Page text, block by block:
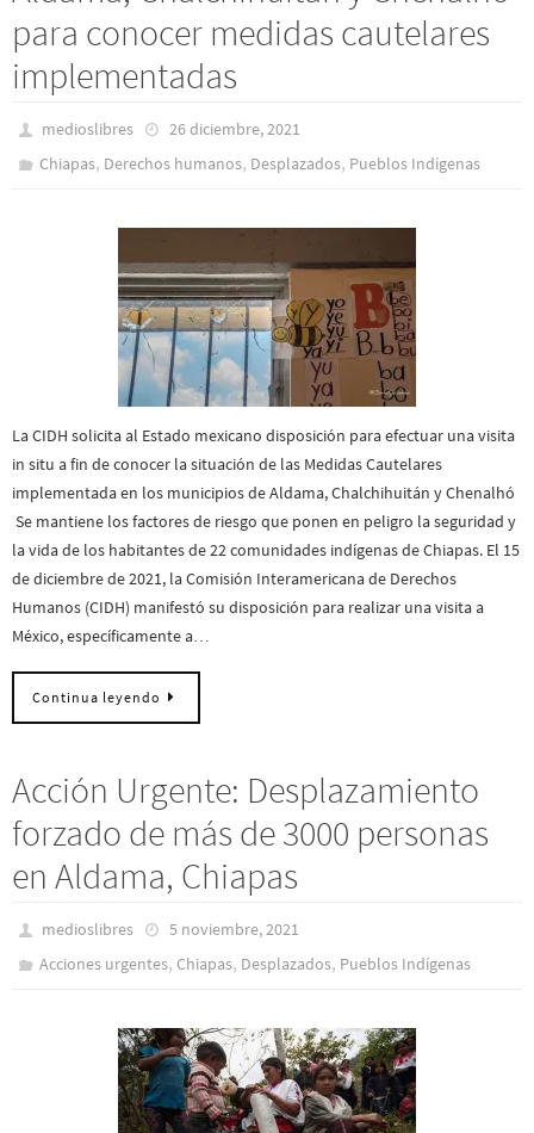
para conocer medidas cautelares
implementadas
medioslibres
26 diciembre, 2021
Chiapas, Derechos humanos, Desplazados, Pueblos Indí­genas
La CIDH solicita al Estado mexicano disposición para efectuar una visita
in situ a fin de conocer la situación de las Medidas Cautelares
implementada en los municipios de Aldama, Chalchihuitán y Chenalhó
Se mantiene los factores de riesgo que ponen en peligro la seguridad y
la vida de los habitantes de 22 comunidades indígenas de Chiapas. El 15
de diciembre de 2021, la Comisión Interamericana de Derechos
Humanos (CIDH) manifestó su disposición para realizar una visita a
México, específicamente a…
Continua leyendo
Acción Urgente: Desplazamiento
forzado de más de 3000 personas
en Aldama, Chiapas
medioslibres
5 noviembre, 2021
Acciones urgentes,Chiapas, Desplazados, Pueblos Indí­genas